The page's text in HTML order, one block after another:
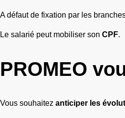
A défaut de fixation par les
Le salarié peut mobiliser son CPF.
PROMEO
Vous souhaitez anticiper les